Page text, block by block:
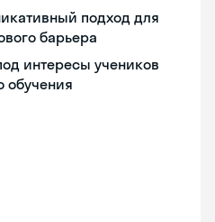
подход для
барьера
интересы учеников
обучения